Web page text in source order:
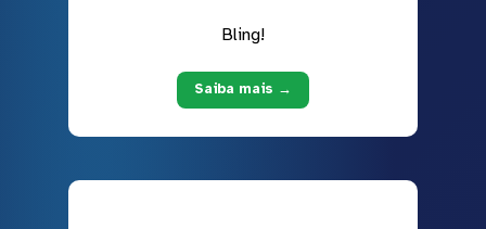
Bling!
Saiba mais →